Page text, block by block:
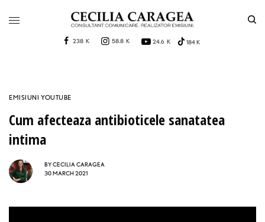
238 K 58.8 K 24.6 K 184 K
EMISIUNI YOUTUBE
Cum afecteaza antibioticele sanatatea
intima
BYCECILIA CARAGEA
30 MARCH 2021